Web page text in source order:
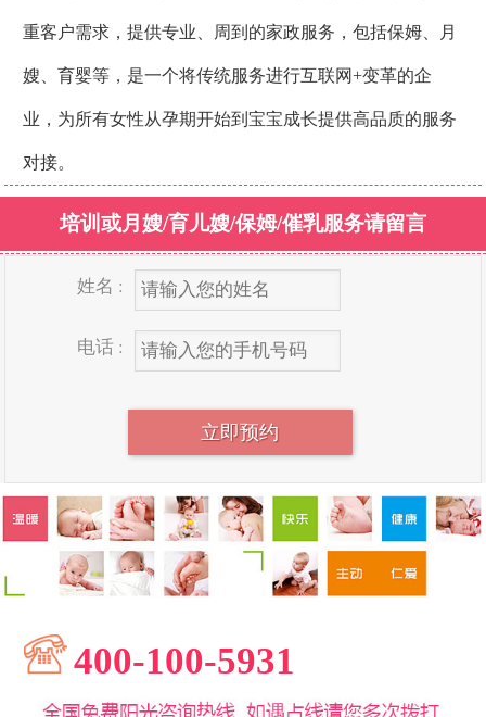
重客户需求，提供专业、周到的家政服务，包括保姆、月
嫂、育婴等，是一个将传统服务进行互联网+变革的企
业，为所有女性从孕期开始到宝宝成长提供高品质的服务
对接。
培训或月嫂/育儿嫂/保姆/催乳服务请留言
姓名 :
电话 :
400-100-5931